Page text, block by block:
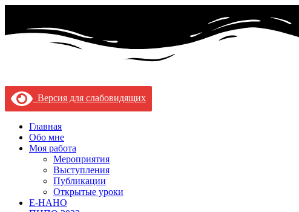
Версия для слабовидящих
Главная
Обо мне
Моя работа
Мероприятия
Выступления
Публикации
Открытые уроки
Е-НАНО